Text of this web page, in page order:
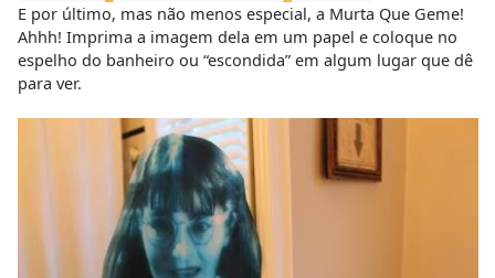
E por último, mas não menos especial, a Murta Que Geme!
Ahhh! Imprima a imagem dela em um papel e coloque no
espelho do banheiro ou “escondida” em algum lugar que dê
para ver.